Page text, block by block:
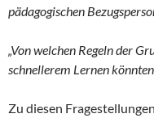
pädagogischen
„Von welchen Regeln der
schnellerem Lernen
Zu diesen